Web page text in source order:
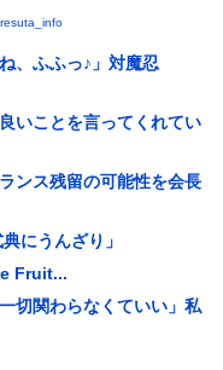
、ふふっ♪」対魔忍
いことを言ってくれてい
ンス残留の可能性を会長
にうんざり」
Fruit...
切関わらなくていい」私